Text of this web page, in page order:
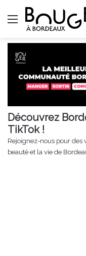
Menu
Découvrez
TikTok !
Rejoignez-nous pour
beauté et la vie de